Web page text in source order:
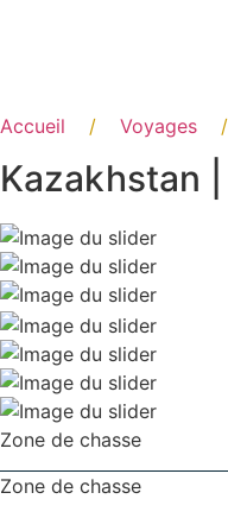
Accueil
/ Voyages /
Kazakhstan
Zone de chasse
Zone de chasse